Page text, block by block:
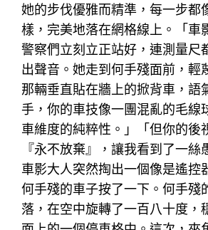
她的步伐優雅而精準，每一步都
樣，完美地落在網格線上。「車
警察們立刻立正站好，連測量尺
出聲音。她走到何手殘面前，輕
那輛垂直貼在牆上的掀背車，語
手，你的車技像一團混亂的毛線
車維度的純粹性。」「但你的
『永不放棄』，讓我看到了一絲
車影大人突然掏出一個像是遙控
何手殘的車子按了一下。何手殘
落，在空中旋轉了一百八十度，